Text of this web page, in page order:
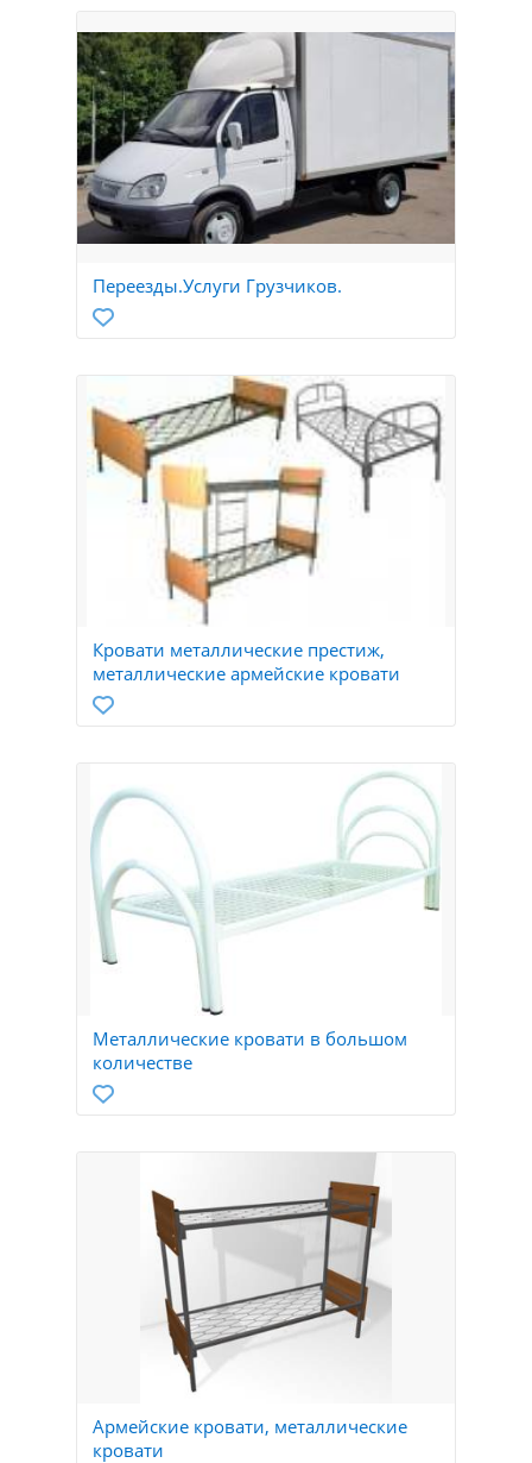
Переезды.Услуги Грузчиков.
Кровати металлические престиж,
металлические армейские кровати
Металлические кровати в большом
количестве
Армейские кровати, металлические
кровати